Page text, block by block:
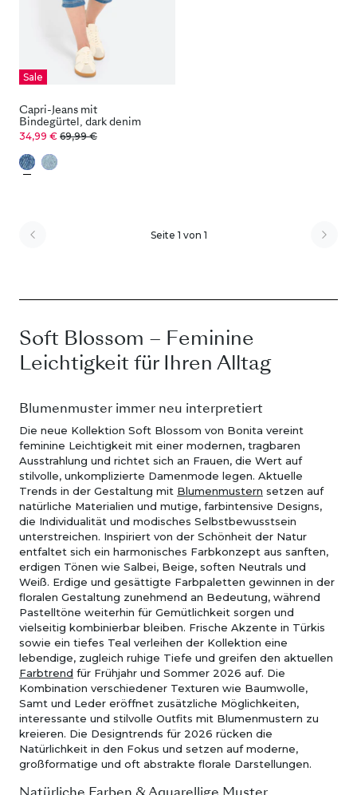
Sale
Capri-Jeans mit
Bindegürtel, dark denim
34,99 € 69,99 €
Seite 1 von 1
Soft Blossom – Feminine
Leichtigkeit für Ihren Alltag
Blumenmuster immer neu interpretiert
Die neue Kollektion Soft Blossom von Bonita vereint
feminine Leichtigkeit mit einer modernen, tragbaren
Ausstrahlung und richtet sich an Frauen, die Wert auf
stilvolle, unkomplizierte Damenmode legen. Aktuelle
Trends in der Gestaltung mit Blumenmustern setzen auf
natürliche Materialien und mutige, farbintensive Designs,
die Individualität und modisches Selbstbewusstsein
unterstreichen. Inspiriert von der Schönheit der Natur
entfaltet sich ein harmonisches Farbkonzept aus sanften,
erdigen Tönen wie Salbei, Beige, soften Neutrals und
Weiß. Erdige und gesättigte Farbpaletten gewinnen in der
floralen Gestaltung zunehmend an Bedeutung, während
Pastelltöne weiterhin für Gemütlichkeit sorgen und
vielseitig kombinierbar bleiben. Frische Akzente in Türkis
sowie ein tiefes Teal verleihen der Kollektion eine
lebendige, zugleich ruhige Tiefe und greifen den aktuellen
Farbtrend für Frühjahr und Sommer 2026 auf. Die
Kombination verschiedener Texturen wie Baumwolle,
Samt und Leder eröffnet zusätzliche Möglichkeiten,
interessante und stilvolle Outfits mit Blumenmustern zu
kreieren. Die Designtrends für 2026 rücken die
Natürlichkeit in den Fokus und setzen auf moderne,
großformatige und oft abstrakte florale Darstellungen.